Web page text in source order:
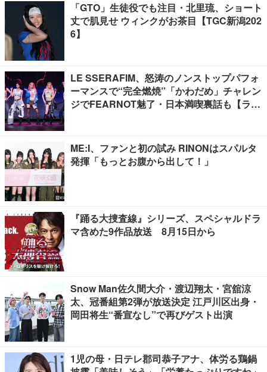
「GTO」生徒役でも注目・北里琉、ショート
丈で肌見せ ウィンクがお茶目【TGC新潟202
6】
LE SSERAFIM、怒涛のノンストップパフォ
ーマンスで“完全燃焼”「かわだめ」チャレン
ジでFEARNOT魅了・日本満喫裏話も【ライ
ME:I、ファンと初の試み RINONはスパルタ
発揮「もっとお腹から出して！」
『踊る大捜査線』シリーズ、スペシャルドラ
マ含めた9作品放送 8月15日から
Snow Man佐久間大介・渡辺翔太・宮舘涼
太、冠番組第2弾が放送決定 江戸川区出身・
岡田将生“番宣なし”で再びゲスト出演
1児の母・日テレ郡司恭子アナ、体労る鶏鍋